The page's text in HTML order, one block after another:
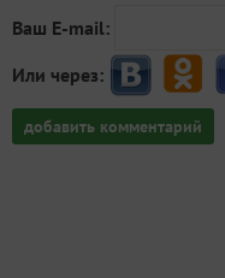
Ваш E-mail:
Или через:
добавить комментарий